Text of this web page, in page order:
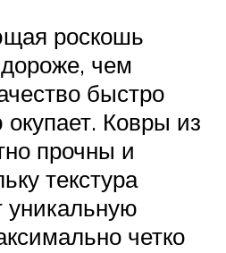
роскошь
чем
быстро
Ковры из
прочны и
текстура
уникальную
четко